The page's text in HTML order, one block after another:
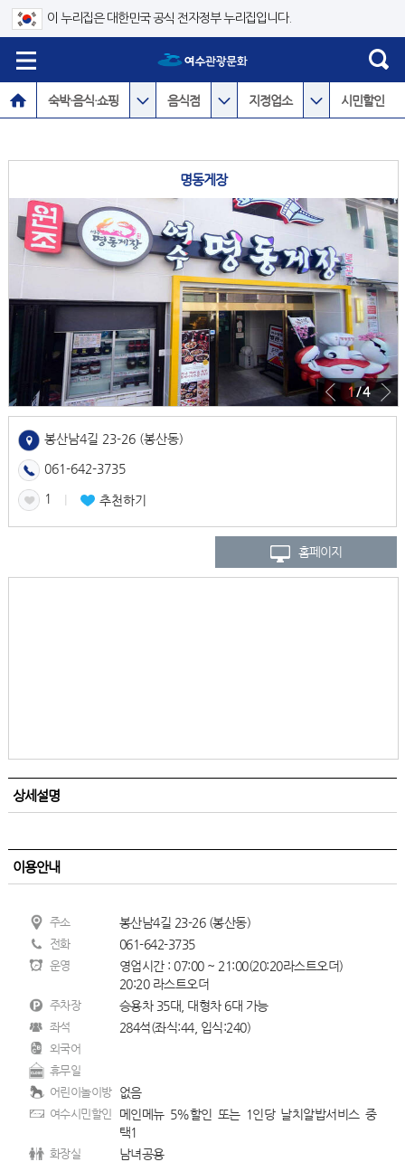
이 누리집은 대한민국 공식 전자정부 누리집입니다.
숙박·음식·쇼핑 음식점 지정업소 시민할인
명동게장
1/ 4
봉산남4길 23-26 (봉산동)
061-642-3735
1 l 추천하기
홈페이지
상세설명
이용안내
주소 봉산남4길 23-26 (봉산동)
전화 061-642-3735
운영
영업시간 : 07:00 ~ 21:00(20:20라스트오더)
20:20 라스트오더
주차장 승용차 35대, 대형차 6대 가능
좌석 284석(좌식:44, 입식:240)
외국어
휴무일
어린이놀이방
없음
여수시민할인
메인메뉴 5%할인 또는 1인당 날치알밥서비스 중
택1
화장실 남녀공용